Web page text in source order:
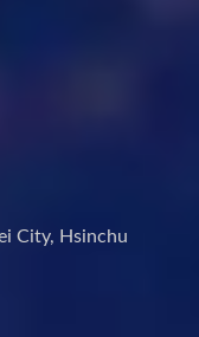
City, Hsinchu